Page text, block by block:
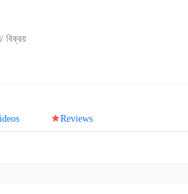
বিক্রয়
Reviews